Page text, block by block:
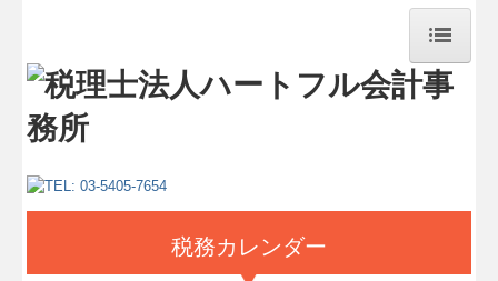
ホーム
事務所紹介
税務カレンダー